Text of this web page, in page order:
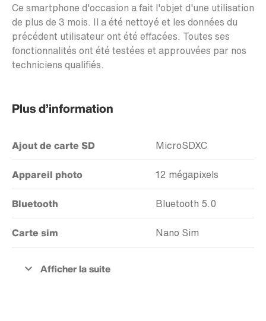
Ce smartphone d'occasion a fait l'objet d'une utilisation
de plus de 3 mois. Il a été nettoyé et les données du
précédent utilisateur ont été effacées. Toutes ses
fonctionnalités ont été testées et approuvées par nos
techniciens qualifiés.
Plus d’information
Ajout de carte SD MicroSDXC
Appareil photo 12 mégapixels
Bluetooth Bluetooth 5.0
Carte sim Nano Sim